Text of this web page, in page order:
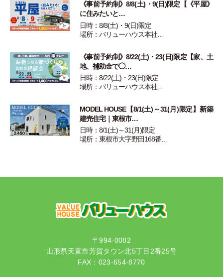
《事前予約制》8/8(土)・9(日)限定【《平屋》
に住みたいと…
日時：8/8(土)・9(日)限定
場所：バリューハウス本社…
《事前予約制》8/22(土)・23(日)限定【家、土
地、補助金で◯…
日時：8/22(土)・23(日)限定
場所：バリューハウス本社…
MODEL HOUSE【8/1(土)～31(月)限定】新築
建売住宅｜東根市…
日時：8/1(土)～31(月)限定
場所：東根市大字野田168番…
〒994-0082
山形県天童市芳賀タウン北5丁目2番25号
FAX：023-654-8770